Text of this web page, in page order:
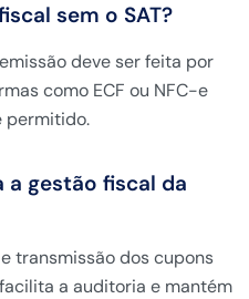
sem o SAT?
deve ser feita por
como ECF ou NFC-e
permitido.
a gestão fiscal da
transmissão dos cupons
a auditoria e mantém